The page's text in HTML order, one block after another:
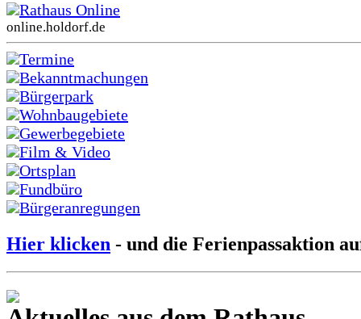
Rathaus Online
online.holdorf.de
Termine
Bekanntmachungen
Bürgerpark
Wohnbaugebiete
Gewerbegebiete
Film & Video
Ortsplan
Fundbüro
Bürgeranregungen
Hier klicken - und die Ferienpassaktion